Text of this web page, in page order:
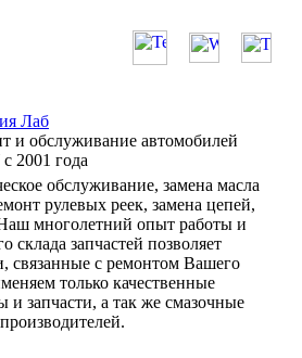
Лаб
и обслуживание автомобилей
2001 года
обслуживание, замена масла
рулевых реек, замена цепей,
многолетний опыт работы и
склада запчастей позволяет
связанные с ремонтом Вашего
только качественные
и запчасти, а так же смазочные